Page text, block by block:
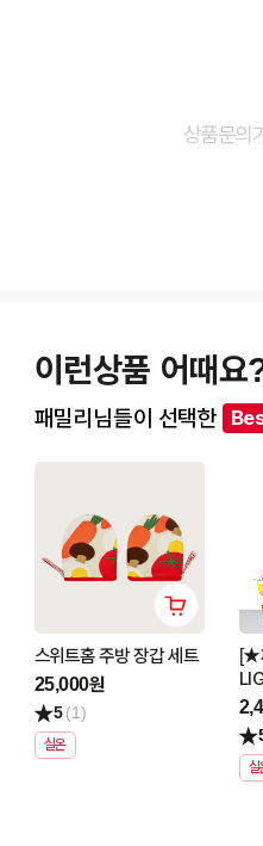
상품문의
이런상품 어때요
패밀리님들이 선택한
스위트홈 주방 장갑 세트
25,000원
5(1)
실온
[★
쌀
실